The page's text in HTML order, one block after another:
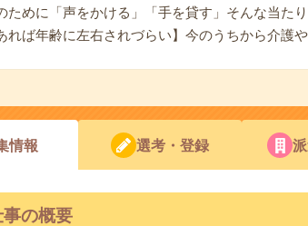
ために「声をかける」「手を貸す」そんな当た
れば年齢に左右されづらい】今のうちから介護
情報 選考・登録
事の概要